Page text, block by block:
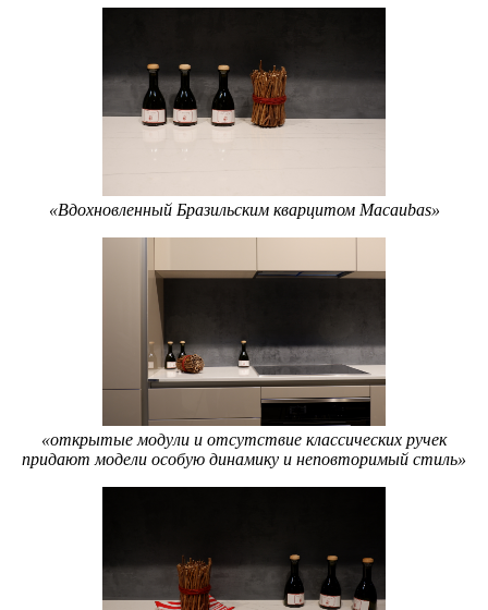
«Вдохновленный Бразильским кварцитом Macaubas»
«открытые модули и отсутствие классических ручек
придают модели особую динамику и неповторимый стиль»